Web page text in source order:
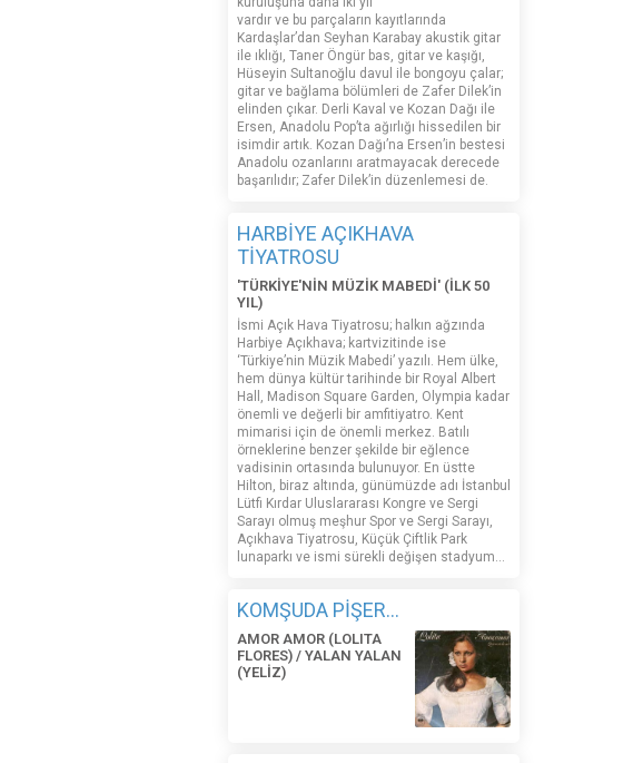
vardır ve bu parçaların kayıtlarında
Kardaşlar’dan Seyhan Karabay akustik gitar
ile ıklığı, Taner Öngür bas, gitar ve kaşığı,
Hüseyin Sultanoğlu davul ile bongoyu çalar;
gitar ve bağlama bölümleri de Zafer Dilek’in
elinden çıkar. Derli Kaval ve Kozan Dağı ile
Ersen, Anadolu Pop’ta ağırlığı hissedilen bir
isimdir artık. Kozan Dağı’na Ersen’in bestesi
Anadolu ozanlarını aratmayacak derecede
başarılıdır; Zafer Dilek’in düzenlemesi de.
HARBİYE AÇIKHAVA
TİYATROSU
'TÜRKİYE'NİN MÜZİK MABEDİ' (İLK 50
YIL)
İsmi Açık Hava Tiyatrosu; halkın ağzında
Harbiye Açıkhava; kartvizitinde ise
‘Türkiye’nin Müzik Mabedi’ yazılı. Hem ülke,
hem dünya kültür tarihinde bir Royal Albert
Hall, Madison Square Garden, Olympia kadar
önemli ve değerli bir amfitiyatro. Kent
mimarisi için de önemli merkez. Batılı
örneklerine benzer şekilde bir eğlence
vadisinin ortasında bulunuyor. En üstte
Hilton, biraz altında, günümüzde adı İstanbul
Lütfi Kırdar Uluslararası Kongre ve Sergi
Sarayı olmuş meşhur Spor ve Sergi Sarayı,
Açıkhava Tiyatrosu, Küçük Çiftlik Park
lunaparkı ve ismi sürekli değişen stadyum…
KOMŞUDA PİŞER...
AMOR AMOR (LOLITA
FLORES) / YALAN YALAN
(YELİZ)